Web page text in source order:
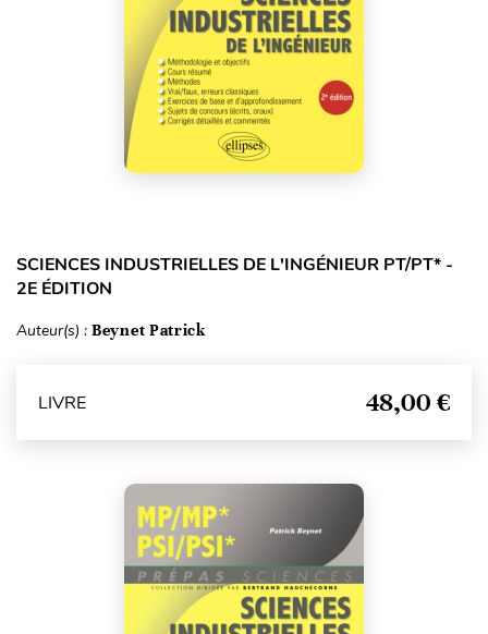
SCIENCES INDUSTRIELLES DE L'INGÉNIEUR PT/PT* -
2E ÉDITION
Auteur(s) : Beynet Patrick
LIVRE 48,00 €